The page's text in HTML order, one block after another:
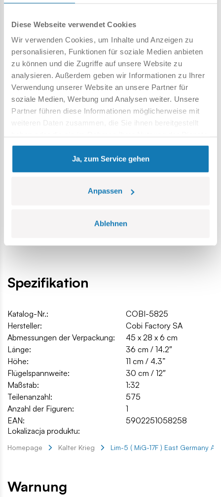
Diese Webseite verwendet Cookies
Wir verwenden Cookies, um Inhalte und Anzeigen zu
personalisieren, Funktionen für soziale Medien anbieten
zu können und die Zugriffe auf unsere Website zu
analysieren. Außerdem geben wir Informationen zu Ihrer
Verwendung unserer Website an unsere Partner für
soziale Medien, Werbung und Analysen weiter. Unsere
Partner führen diese Informationen möglicherweise mit
weiteren Daten zusammen, die Sie ihnen bereitgestellt
gesammelt haben.
Ja, zum Service gehen
Anpassen
Ablehnen
MIG-15-Flugzeuge in der sowjetischen Version und die
Das Set wurde vollständig in Polen in der Europäischen
Union hergestellt.
575 hochwertige Elemente,
hergestellt in der EU von einem Unternehmen mit über
20-jähriger Tradition,
die Sicherheitsstandards für Produkte für Kinder erfüllen,
voll kompatibel mit Klemm-Bausteinen anderer Marken,
Blöcke mit Aufdruck verformen sich nicht und verblassen
klare und intuitive Anleitung basierend auf Zeichnungen
360 mm x 300 mm x 110 mm
Spezifikation
Katalog-Nr.:
COBI-5825
Hersteller:
Cobi Factory SA
Abmessungen der Verpackung:
45 x 28 x 6 cm
Länge:
36 cm / 14.2″
Höhe:
11 cm / 4.3”
Flügelspannweite:
30 cm / 12″
Maßstab:
1:32
Teilenanzahl:
575
Anzahl der Figuren:
1
EAN:
5902251058258
Lokalizacja produktu:
Homepage Kalter Krieg Lim-5 ( MiG-17F ) East Germany
Warnung